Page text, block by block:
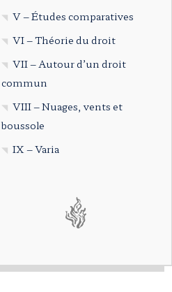
V – Études comparatives
VI – Théorie du droit
VII – Autour d’un droit
commun
VIII – Nuages, vents et
boussole
IX – Varia